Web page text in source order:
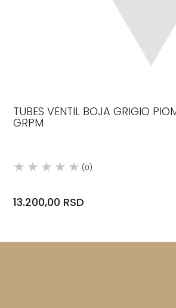
TUBES VENTIL BOJA GRIGIO
GRPM
(0)
13.200,00 RSD